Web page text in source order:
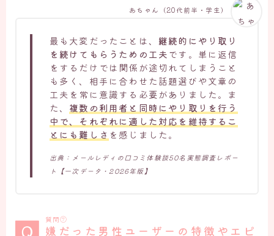
最も大変だったことは、 継続的にやり取り
を続けてもらうための工夫です。単に返信
をするだけでは関係が途切れてしまうこと
も多く、相手に合わせた話題選びや文章の
工夫を常に意識する必要がありました。ま
た、 複数の利用者と同時にやり取りを行う
中で、それぞれに適した対応を維持するこ
とにも難しさ を感じました。
出典：メールレディの口コミ体験談50名実態調査レポー
ト【一次データ・2026年版】
あちゃん（20代前半・学生）
質問⑦
嫌だった男性ユーザーの特徴やエピ